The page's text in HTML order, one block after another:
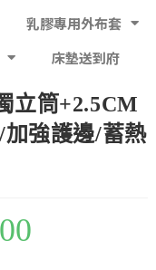
乳膠專用外布套
床墊送到府
立筒+2.5CM
強護邊/蓄熱